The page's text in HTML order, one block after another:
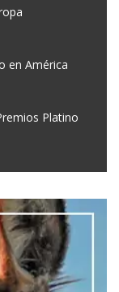
en América
Platino